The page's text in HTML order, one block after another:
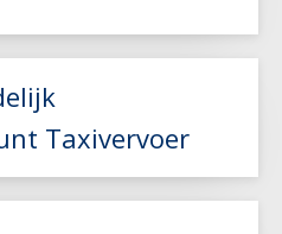
Taxivervoer